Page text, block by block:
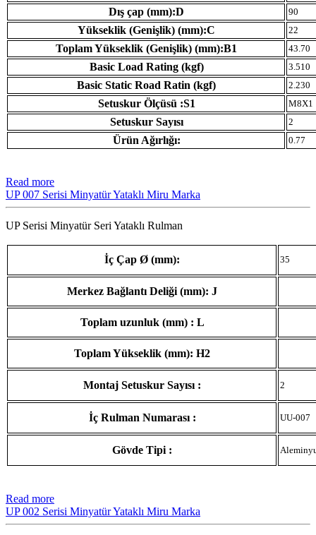
Dış çap (mm):D 90
Yükseklik (Genişlik) (mm):C 22
Toplam Yükseklik (Genişlik) (mm):B1 43.70
Basic Load Rating (kgf) 3.510
Basic Static Road Ratin (kgf) 2.230
Setuskur Ölçüsü :S1 M8X1
Setuskur Sayısı 2
Ürün Ağırlığı: 0.77
Read more
UP 007 Serisi Minyatür Yataklı Miru Marka
UP Serisi Minyatür Seri Yataklı Rulman
İç Çap Ø (mm): 35
Merkez Bağlantı Deliği (mm): J
Toplam uzunluk (mm) : L
Toplam Yükseklik (mm): H2
Montaj Setuskur Sayısı : 2
İç Rulman Numarası : UU-007
Gövde Tipi :
Read more
UP 002 Serisi Minyatür Yataklı Miru Marka